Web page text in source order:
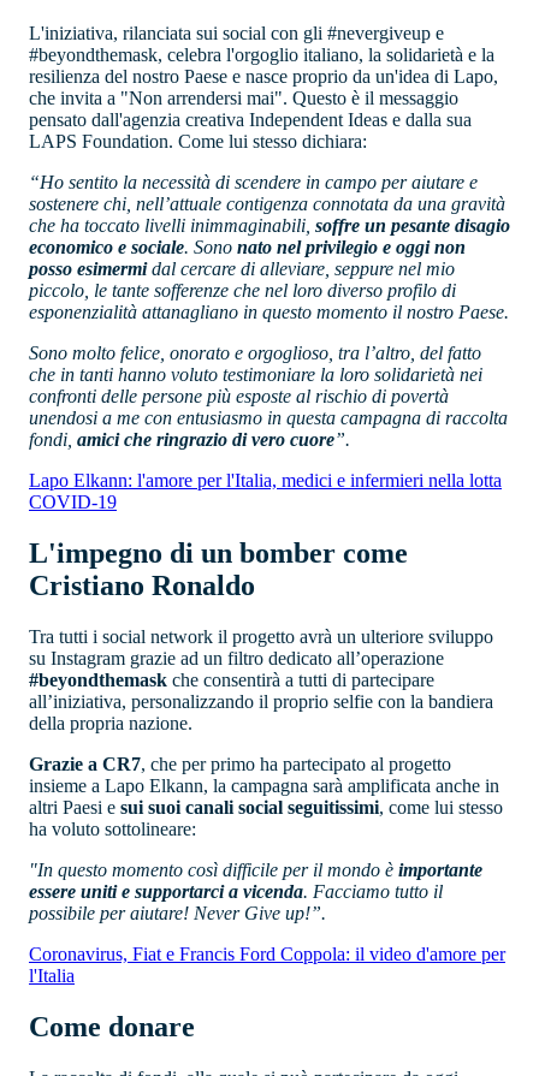
L'iniziativa, rilanciata sui social con gli #nevergiveup e
#beyondthemask, celebra l'orgoglio italiano, la solidarietà e la
resilienza del nostro Paese e nasce proprio da un'idea di Lapo,
che invita a "Non arrendersi mai". Questo è il messaggio
pensato dall'agenzia creativa Independent Ideas e dalla sua
LAPS Foundation. Come lui stesso dichiara:
“Ho sentito la necessità di scendere in campo per aiutare e
sostenere chi, nell’attuale contigenza connotata da una gravità
che ha toccato livelli inimmaginabili, soffre un pesante disagio
economico e sociale. Sono nato nel privilegio e oggi non
posso esimermidal cercare di alleviare, seppure nel mio
piccolo, le tante sofferenze che nel loro diverso profilo di
esponenzialità attanagliano in questo momento il nostro Paese.
Sono molto felice, onorato e orgoglioso, tra l’altro, del fatto
che in tanti hanno voluto testimoniare la loro solidarietà nei
confronti delle persone più esposte al rischio di povertà
unendosi a me con entusiasmo in questa campagna di raccolta
fondi, amici che ringrazio di vero cuore”.
Lapo Elkann: l'amore per l'Italia, medici e infermieri nella lotta
COVID-19
L'impegno di un bomber come
Cristiano Ronaldo
Tra tutti i social network il progetto avrà un ulteriore sviluppo
su Instagram grazie ad un filtro dedicato all’operazione
#beyondthemask che consentirà a tutti di partecipare
all’iniziativa, personalizzando il proprio selfie con la bandiera
della propria nazione.
Grazie a CR7, che per primo ha partecipato al progetto
insieme a Lapo Elkann, la campagna sarà amplificata anche in
altri Paesi e sui suoi canali social seguitissimi, come lui stesso
ha voluto sottolineare:
"In questo momento così difficile per il mondo è importante
essere uniti e supportarci a vicenda. Facciamo tutto il
possibile per aiutare! Never Give up!”.
Coronavirus, Fiat e Francis Ford Coppola: il video d'amore per
l'Italia
Come donare